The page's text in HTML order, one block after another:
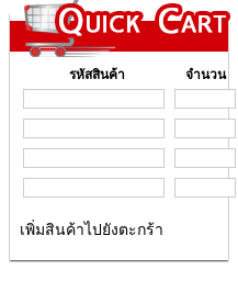
รหัสสินค้า จำนวน
เพิ่มสินค้าไปยังตะกร้า